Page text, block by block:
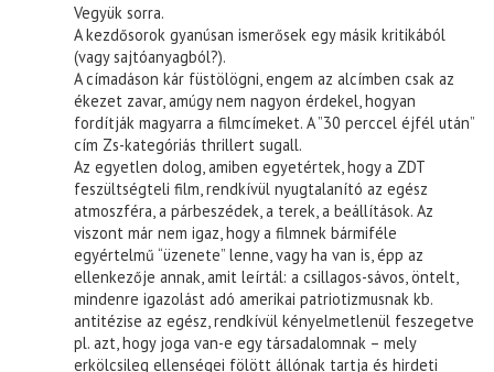
Vegyük sorra.
A kezdősorok gyanúsan ismerősek egy másik kritikából
(vagy sajtóanyagból?).
A címadáson kár füstölögni, engem az alcímben csak az
ékezet zavar, amúgy nem nagyon érdekel, hogyan
fordítják magyarra a filmcímeket. A ”30 perccel éjfél után”
cím Zs-kategóriás thrillert sugall.
Az egyetlen dolog, amiben egyetértek, hogy a ZDT
feszültségteli film, rendkívül nyugtalanító az egész
atmoszféra, a párbeszédek, a terek, a beállítások. Az
viszont már nem igaz, hogy a filmnek bármiféle
egyértelmű “üzenete” lenne, vagy ha van is, épp az
ellenkezője annak, amit leírtál: a csillagos-sávos, öntelt,
mindenre igazolást adó amerikai patriotizmusnak kb.
antitézise az egész, rendkívül kényelmetlenül feszegetve
pl. azt, hogy joga van-e egy társadalomnak – mely
erkölcsileg ellenségei fölött állónak tartja és hirdeti